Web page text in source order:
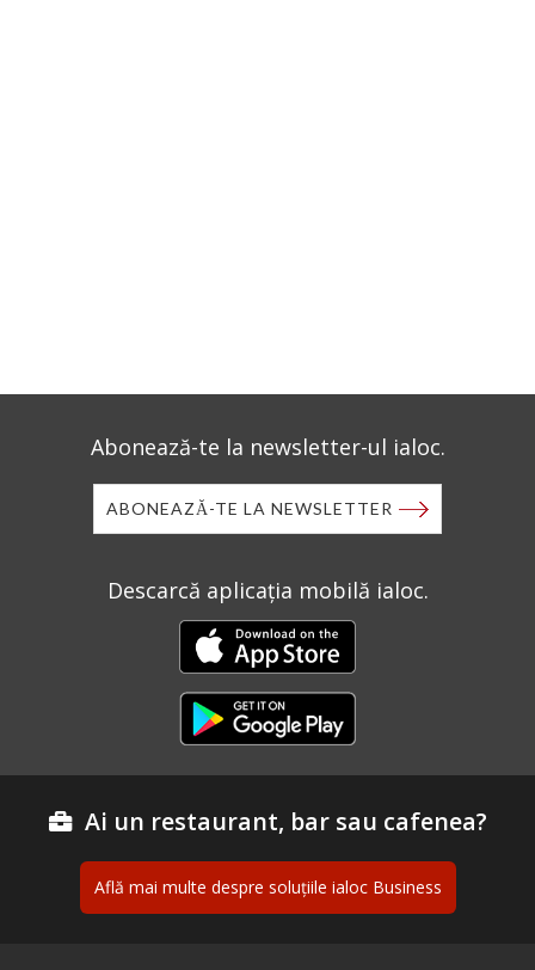
Abonează-te la newsletter-ul ialoc.
ABONEAZĂ-TE LA NEWSLETTER
Descarcă aplicația mobilă ialoc.
Ai un restaurant, bar sau cafenea?
Află mai multe despre soluțiile ialoc Business